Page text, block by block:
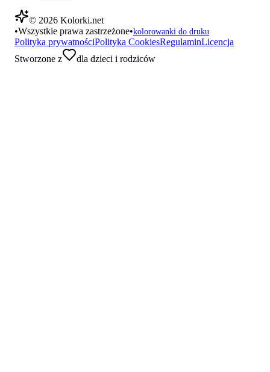
© 2026 Kolorki.net
•Wszystkie prawa zastrzeżone•kolorowanki do druku
Polityka prywatnościPolityka CookiesRegulaminLicencja
Stworzone z
dla dzieci i rodziców